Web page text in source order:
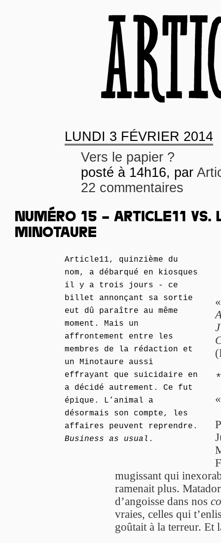
LUNDI 3 FÉVRIER 2014
Vers le papier ?
posté à 14h16, par
22 commentaires
NUMÉRO 15 – ARTICLE11 VS.
MINOTAURE
Article11, quinzième du
nom, a débarqué en kiosques
il y a trois jours - ce
billet annonçant sa sortie
eut dû paraître au même
moment. Mais un
affrontement entre les
membres de la rédaction et
un Minotaure aussi
effrayant que suicidaire en
a décidé autrement. Ce fut
épique. L’animal a
désormais son compte, les
affaires peuvent reprendre.
Business as usual .
mugissant qui
ramenait plus.
d’angoisse dans nos
vraies, celles qui
goûtait à la terreur. Et